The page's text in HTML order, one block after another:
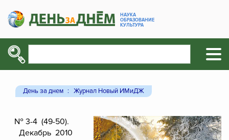
НАУКА
ОБРАЗОВАНИЕ
КУЛЬТУРА
День за днем Журнал Новый ИМиДЖ
№ 3-4 (49-50).
Декабрь 2010